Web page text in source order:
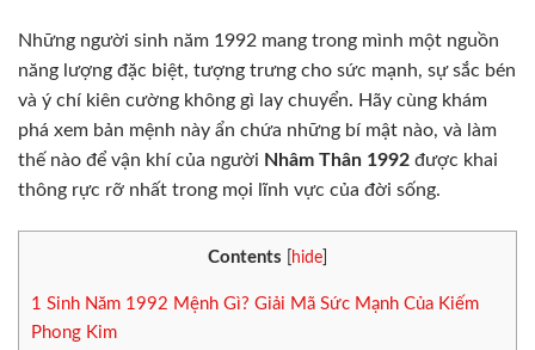
Những người sinh năm 1992 mang trong mình một nguồn
năng lượng đặc biệt, tượng trưng cho sức mạnh, sự sắc bén
và ý chí kiên cường không gì lay chuyển. Hãy cùng khám
phá xem bản mệnh này ẩn chứa những bí mật nào, và làm
thế nào để vận khí của người Nhâm Thân 1992 được khai
thông rực rỡ nhất trong mọi lĩnh vực của đời sống.
Contents hide
1 Sinh Năm 1992 Mệnh Gì? Giải Mã Sức Mạnh Của Kiếm
Phong Kim